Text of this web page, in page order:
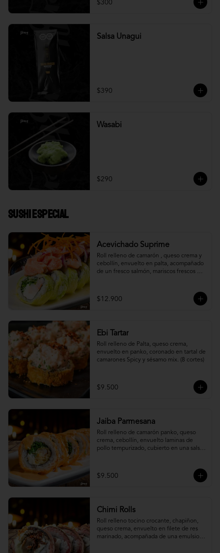
$300
Salsa Unagui
$390
Wasabi
$290
Sushi Especial
Acevichado Suprime
Roll relleno de camarón , queso crema y
cebollín, envuelto en palta, acompañado
de un fresco salmón, mariscos frescos en
$12.900
Ebi Tartar
Roll relleno de Palta, queso crema,
envuelto en panko, coronado en tartal de
camarones Spicy y sésamo mix. (8 cortes)
$9.500
Jaiba Parmesana
Roll relleno de camarón panko, queso
crema, cebollín, envuelto laminas de
pollo tempurizado, cubierto en una salsa
$9.500
Chimi Rolls
Roll relleno tocino crocante, chapiñon,
queso crema, envuelto en filete de res
marinado, acompañada de una emulsion